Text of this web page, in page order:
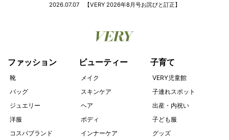
2026.07.07 【VERY 2026年8月号お詫びと訂正】
ファッション
靴
バッグ
ジュエリー
洋服
コスパブランド
ビューティー
メイク
スキンケア
ヘア
ボディ
インナーケア
子育て
VERY児童館
子連れスポット
出産・内祝い
子ども服
グッズ